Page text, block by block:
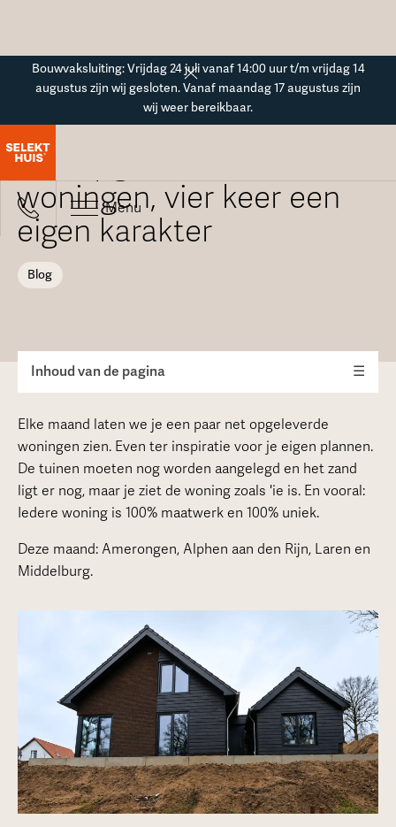
Bouwvaksluiting: Vrijdag 24 juli vanaf 14:00 uur t/m vrijdag 14
augustus zijn wij gesloten. Vanaf maandag 17 augustus zijn
wij weer bereikbaar.
Menu
Blogoverzicht
Net opgeleverd: vier
woningen, vier keer een
eigen karakter
Blog
Inhoud van de pagina ☰
Elke maand laten we je een paar net opgeleverde
woningen zien. Even ter inspiratie voor je eigen plannen.
De tuinen moeten nog worden aangelegd en het zand
ligt er nog, maar je ziet de woning zoals 'ie is. En vooral:
Iedere woning is 100% maatwerk en 100% uniek.
Deze maand: Amerongen, Alphen aan den Rijn, Laren en
Middelburg.